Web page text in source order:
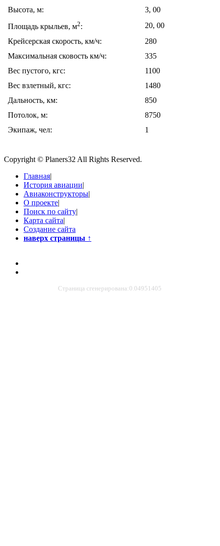
Высота, м:
3, 00
Площадь крыльев, м2:
20, 00
Крейсерская скорость, км/ч:
280
Максимальная сковость км/ч:
335
Вес пустого, кгс:
1100
Вес взлетный, кгс:
1480
Дальность, км:
850
Потолок, м:
8750
Экипаж, чел:
1
Copyright © Planers32 All Rights Reserved.
Главная|
История авиации|
Авиаконструкторы|
О проекте|
Поиск по сайту|
Карта сайта|
Создание сайта
наверх страницы ↑
Страница сгенерирована:0.04951405